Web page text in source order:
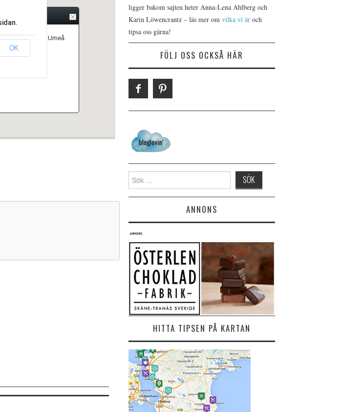
inomhustorget i Umeå.
OK
ligger bakom sajten heter Anna-Lena Ahlberg och
Karin Löwencrantz – läs mer om vilka vi är och
tipsa oss gärna!
FÖLJ OSS OCKSÅ HÄR
Search for:
ANNONS
HITTA TIPSEN PÅ KARTAN